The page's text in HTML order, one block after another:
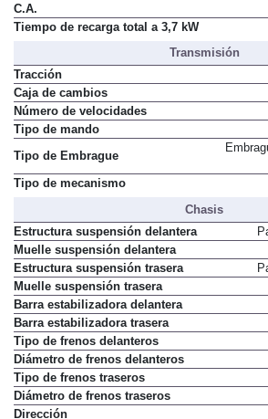
Potencia de recarga máxima en
C.A.
Transmisión
Tracción
Caja de cambios
Número de velocidades
Tipo de Embrague
Chasis
Estructura suspensión delantera
Muelle suspensión delantera
Estructura suspensión trasera
Muelle suspensión trasera
Barra estabilizadora delantera
Barra estabilizadora trasera
Tipo de frenos delanteros
Diámetro de frenos delanteros
Tipo de frenos traseros
Diámetro de frenos traseros